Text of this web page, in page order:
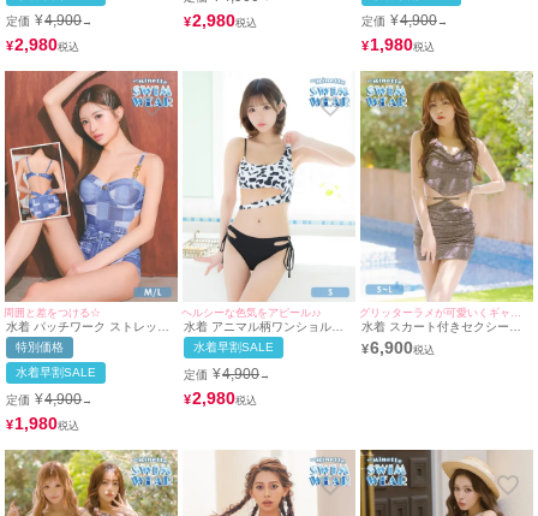
定価 ¥4,900→
¥2,980
¥2,980 定価 ¥4,900→
¥1,980
周囲と差をつける☆
水着 パッチワーク ストレッチ
デニム ギャル モノキニ ウエス
トリボン 体型カバー カットア
ウト ビキニ (ブルー/MIYABI着
用)
特別価格
水着早割SALE
定価 ¥4,900→
¥1,980
ヘルシーな色気をアピール♪♪
水着 アニマル柄ワンショル風
モノトーンカットアウトビスチ
ェギャルビキニ
水着早割SALE
定価 ¥4,900→
¥2,980
グリッターラメが可愛いくギャル☆
水着 スカート付きセクシーホ
ルターネックドレープグリッタ
ーラメビスチェギャルタンキニ
¥6,900